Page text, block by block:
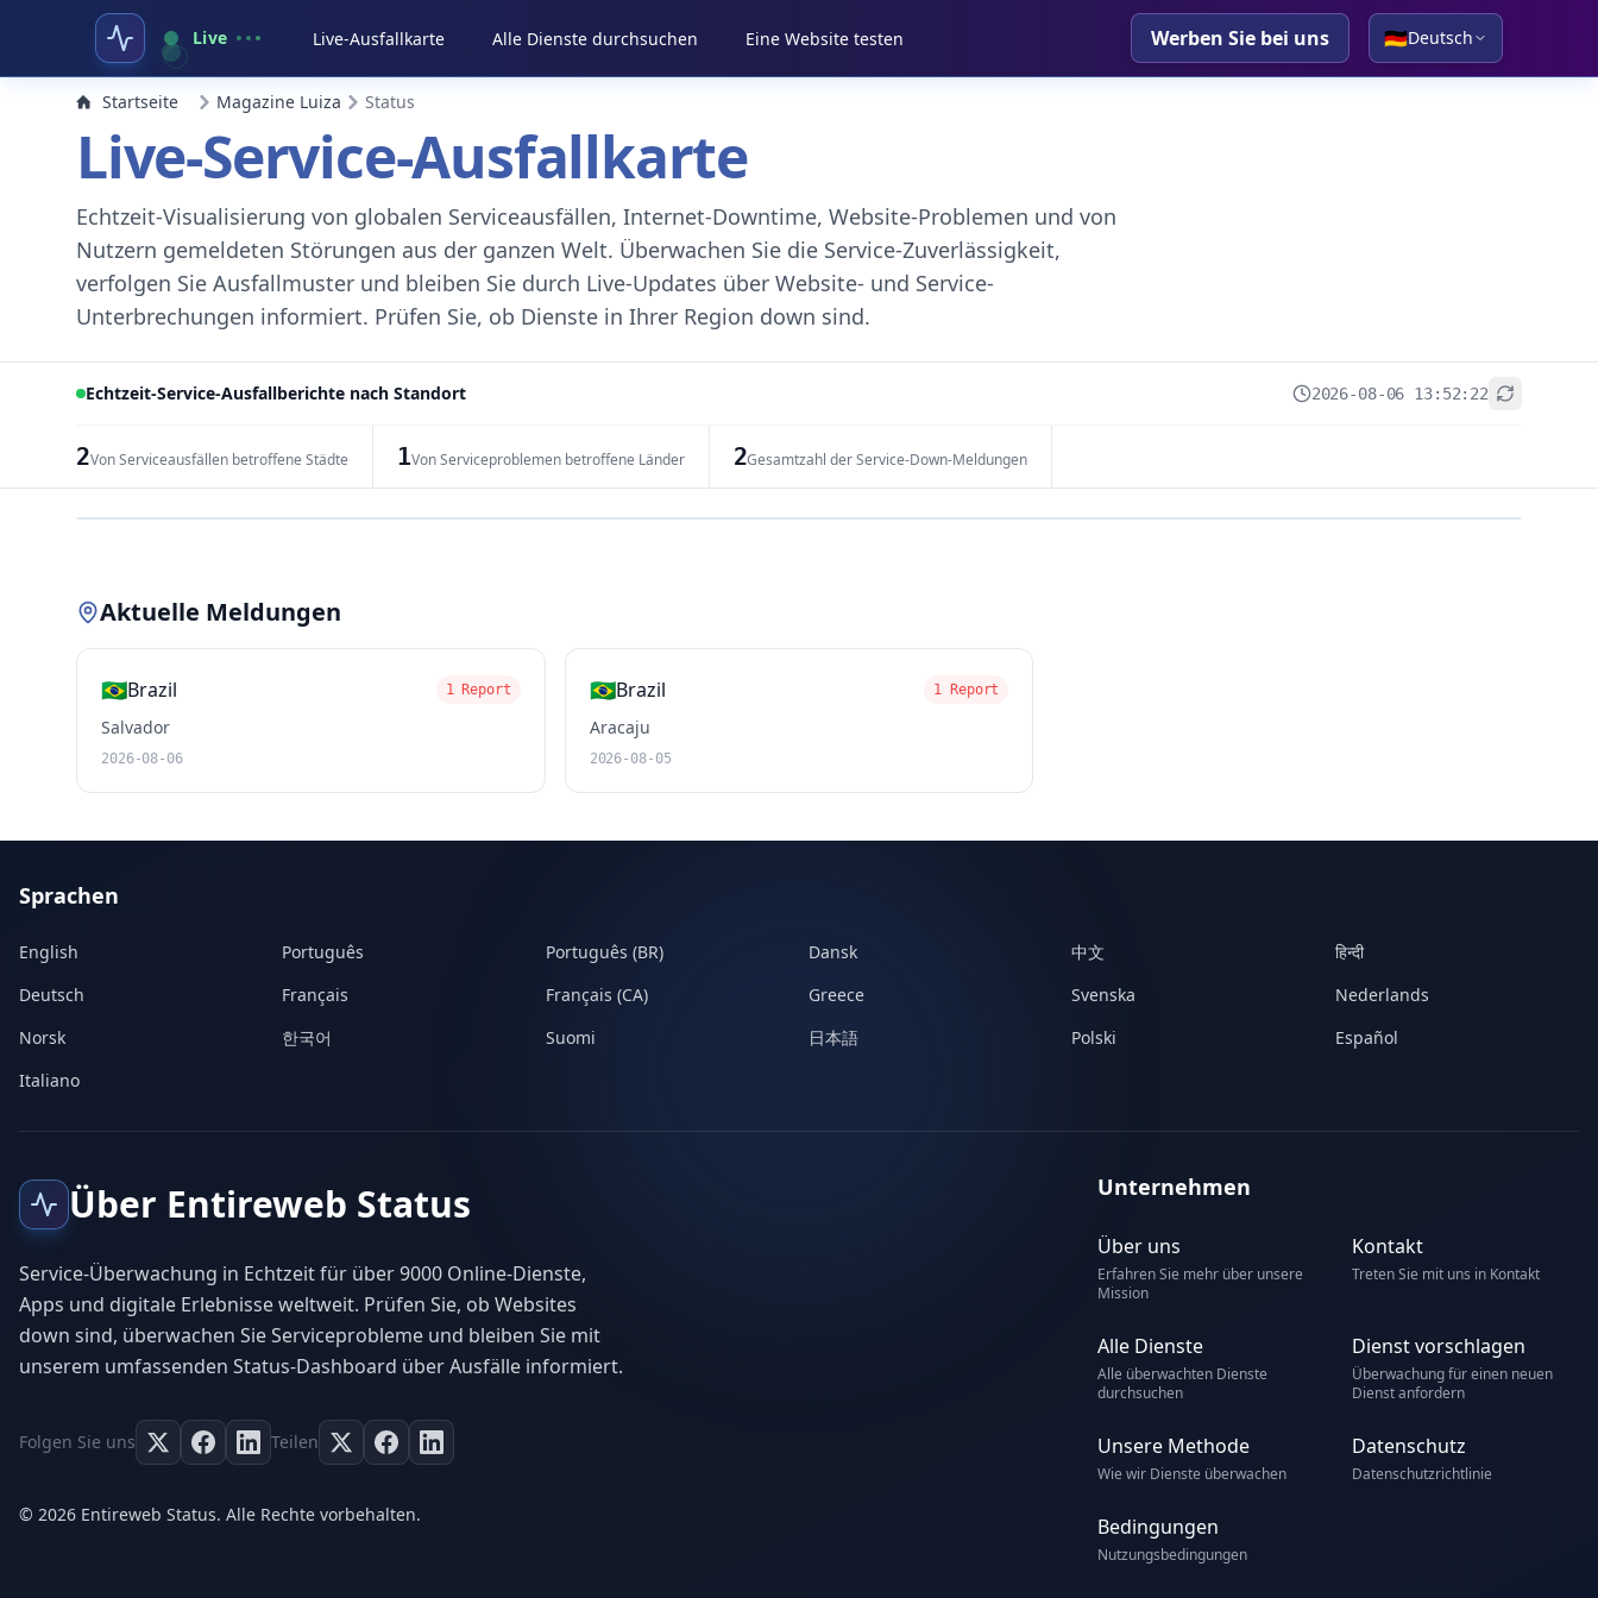
Live Live-Ausfallkarte Alle Dienste durchsuchen Eine Website testen Werben Sie bei uns 🇩🇪Deutsch
Startseite Magazine Luiza Status
Live-Service-Ausfallkarte
Echtzeit-Visualisierung von globalen Serviceausfällen, Internet-Downtime, Website-Problemen und von
Nutzern gemeldeten Störungen aus der ganzen Welt. Überwachen Sie die Service-Zuverlässigkeit,
verfolgen Sie Ausfallmuster und bleiben Sie durch Live-Updates über Website- und Service-
Unterbrechungen informiert. Prüfen Sie, ob Dienste in Ihrer Region down sind.
Echtzeit-Service-Ausfallberichte nach Standort 2026-08-06 13:52:22
2Von Serviceausfällen betroffene Städte 1Von Serviceproblemen betroffene Länder 2Gesamtzahl der Service-Down-Meldungen
Aktuelle Meldungen
🇧🇷Brazil 1 Report
Salvador
2026-08-06
🇧🇷Brazil 1 Report
Aracaju
2026-08-05
Sprachen
English Português Português (BR) Dansk 中文
हिन्दी
Deutsch
Français Français (CA) Greece Svenska
Nederlands
Norsk
한국어 Suomi 日本語 Polski
Español
Italiano
Über Entireweb Status
Service-Überwachung in Echtzeit für über 9000 Online-Dienste,
Apps und digitale Erlebnisse weltweit. Prüfen Sie, ob Websites
down sind, überwachen Sie Serviceprobleme und bleiben Sie mit
unserem umfassenden Status-Dashboard über Ausfälle informiert.
Folgen Sie uns Teilen
© 2026 Entireweb Status. Alle Rechte vorbehalten.
Unternehmen
Über uns
Erfahren Sie mehr über unsere
Mission
Kontakt
Treten Sie mit uns in Kontakt
Alle Dienste
Alle überwachten Dienste
durchsuchen
Dienst vorschlagen
Überwachung für einen neuen
Dienst anfordern
Unsere Methode
Wie wir Dienste überwachen
Datenschutz
Datenschutzrichtlinie
Bedingungen
Nutzungsbedingungen